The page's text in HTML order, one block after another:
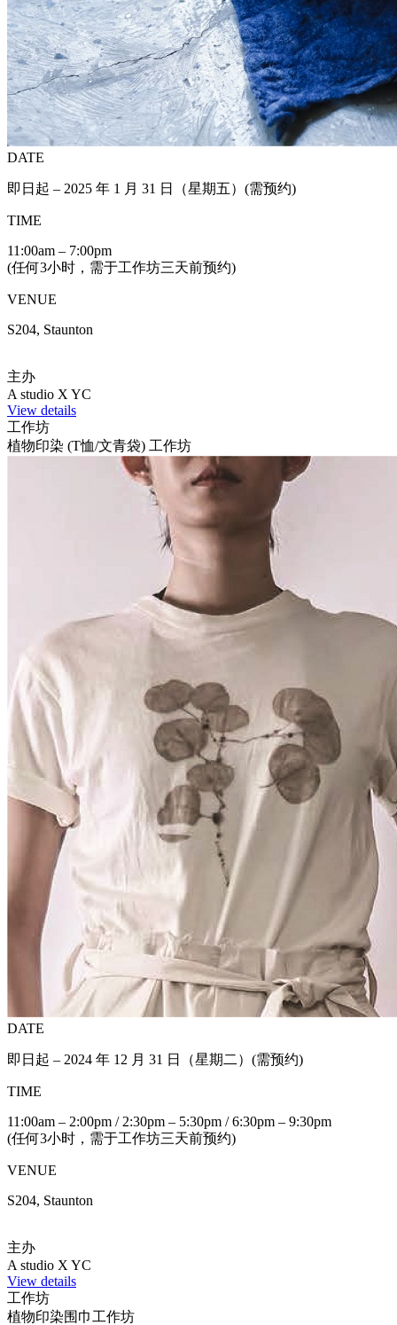
DATE
即日起 – 2025 年 1 月 31 日（星期五）(需预约)
TIME
11:00am – 7:00pm
(任何3小时，需于工作坊三天前预约)
VENUE
S204, Staunton
主办
A studio X YC
View details
工作坊
植物印染 (T恤/文青袋) 工作坊
DATE
即日起 – 2024 年 12 月 31 日（星期二）(需预约)
TIME
11:00am – 2:00pm / 2:30pm – 5:30pm / 6:30pm – 9:30pm
(任何3小时，需于工作坊三天前预约)
VENUE
S204, Staunton
主办
A studio X YC
View details
工作坊
植物印染围巾工作坊